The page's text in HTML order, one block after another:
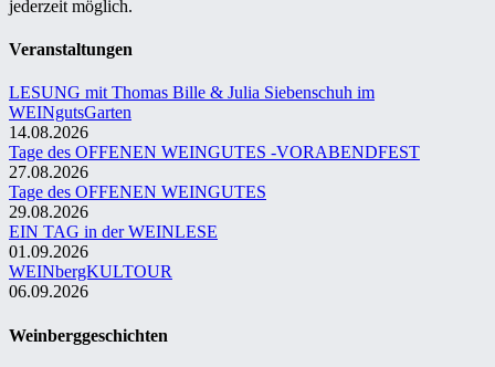
jederzeit möglich.
Veranstaltungen
LESUNG mit Thomas Bille & Julia Siebenschuh im
WEINgutsGarten
14.08.2026
Tage des OFFENEN WEINGUTES -VORABENDFEST
27.08.2026
Tage des OFFENEN WEINGUTES
29.08.2026
EIN TAG in der WEINLESE
01.09.2026
WEINbergKULTOUR
06.09.2026
Weinberggeschichten